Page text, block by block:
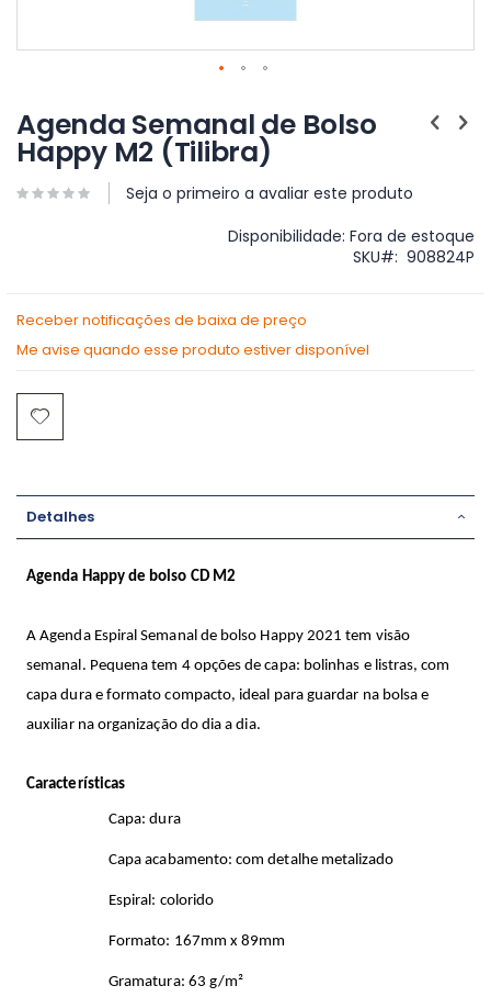
para
o
início
Galeria
Agenda Semanal de Bolso
Happy M2 (Tilibra)
Seja o primeiro a avaliar este produto
Disponibilidade: Fora de estoque
SKU
908824P
Receber notificações de baixa de preço
Me avise quando esse produto estiver disponível
Detalhes
Agenda Happy de bolso CD M2
A Agenda Espiral Semanal de bolso Happy 2021 tem visão
semanal. Pequena tem 4 opções de capa: bolinhas e listras, com
capa dura e formato compacto, ideal para guardar na bolsa e
auxiliar na organização do dia a dia.
Características
Capa: dura
Capa acabamento: com detalhe metalizado
Espiral: colorido
Formato: 167mm x 89mm
Gramatura: 63 g/m²